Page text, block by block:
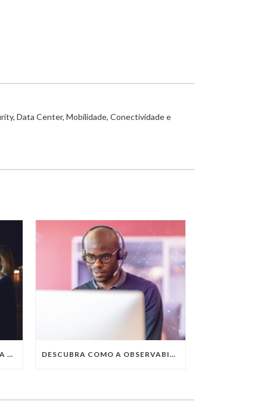
Data Center, Mobilidade, Conectividade e
QUAIS SÃO AS TENDÊNCIAS DA TECNOLOGIA DA INFORMAÇÃO PARA 2023? DESCUBRA COMO A OBSERVABILITY IMPULSIONA O SUCESSO DO SEU NEGÓCIO